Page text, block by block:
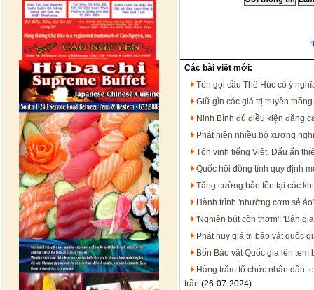
Các bài viết mới:
Tên gọi cầu Thê Húc có ý
Giữ gìn các giá trị truyền
Ninh Bình đủ điều kiện đăng
Phát hiện nhiều bộ xương
Tôn vinh tiếng Việt: Dấu ấn
Quốc hội đồng tình quy định
Tăng cường bảo tồn tại các
Hành trình 'nhường cơm sẻ
'Nghiên bút còn thơm': 'Bản
Phát huy giá trị bảo vật quốc
Bốn Bảo vật Quốc gia lên tem
Hàng trăm tổ chức nhân dân
trần (26-07-2024)